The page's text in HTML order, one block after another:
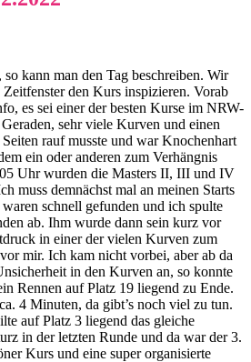
kann man den Tag beschreiben. Wir
den Kurs inspizieren. Vorab
es sei einer der besten Kurse im NRW-
sehr viele Kurven und einen
rauf musste und war Knochenhart
ein oder anderen zum Verhängnis
Uhr wurden die Masters II, III und IV
muss demnächst mal an meinen Starts
schnell gefunden und ich spulte
ab. Ihm wurde dann sein kurz vor
in einer der vielen Kurven zum
mir. Ich kam nicht vorbei, aber ab da
in den Kurven an, so konnte
Rennen auf Platz 19 liegend zu Ende.
4 Minuten, da gibt’s noch viel zu tun.
auf Platz 3 liegend das gleiche
in der letzten Runde und da war der 3.
Kurs und eine super organisierte